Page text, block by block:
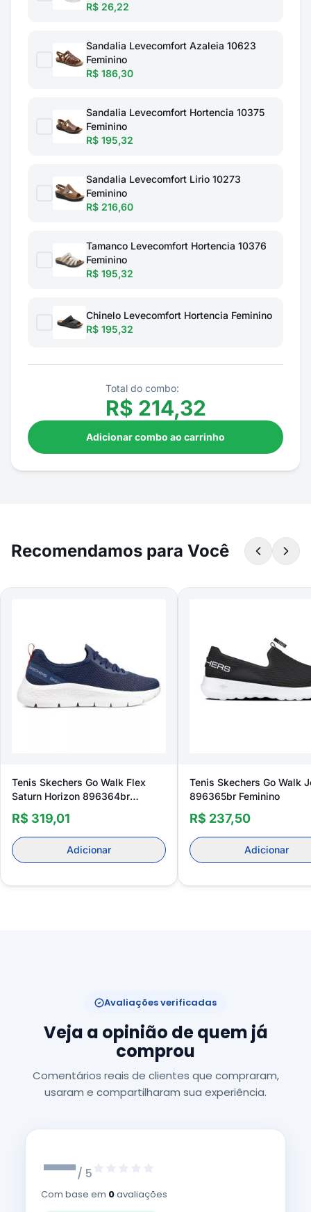
R$ 26,22
Sandalia Levecomfort Azaleia 10623
Feminino
R$ 186,30
Sandalia Levecomfort Hortencia 10375
Feminino
R$ 195,32
Sandalia Levecomfort Lirio 10273
Feminino
R$ 216,60
Tamanco Levecomfort Hortencia 10376
Feminino
R$ 195,32
Chinelo Levecomfort Hortencia Feminino
R$ 195,32
Total do combo:
R$ 214,32
Adicionar combo ao carrinho
Recomendamos para Você
Tenis Skechers Go Walk Flex
Saturn Horizon 896364br
Feminino
R$ 319,01
Adicionar
Tenis Skechers Go Walk
896365br Feminino
R$ 237,50
Adicionar
Avaliações verificadas
Veja a opinião de quem já
comprou
Comentários reais de clientes que compraram,
usaram e compartilharam sua experiência.
—/ 5
Com base em 0avaliações